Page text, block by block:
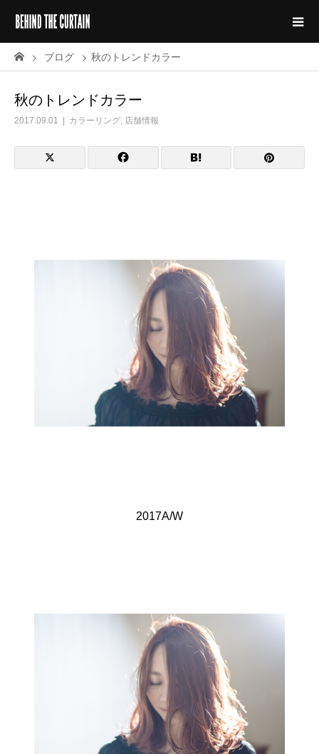
ブログ 秋のトレンドカラー
秋のトレンドカラー
2017.09.01 カラーリング, 店舗情報
2017A/W